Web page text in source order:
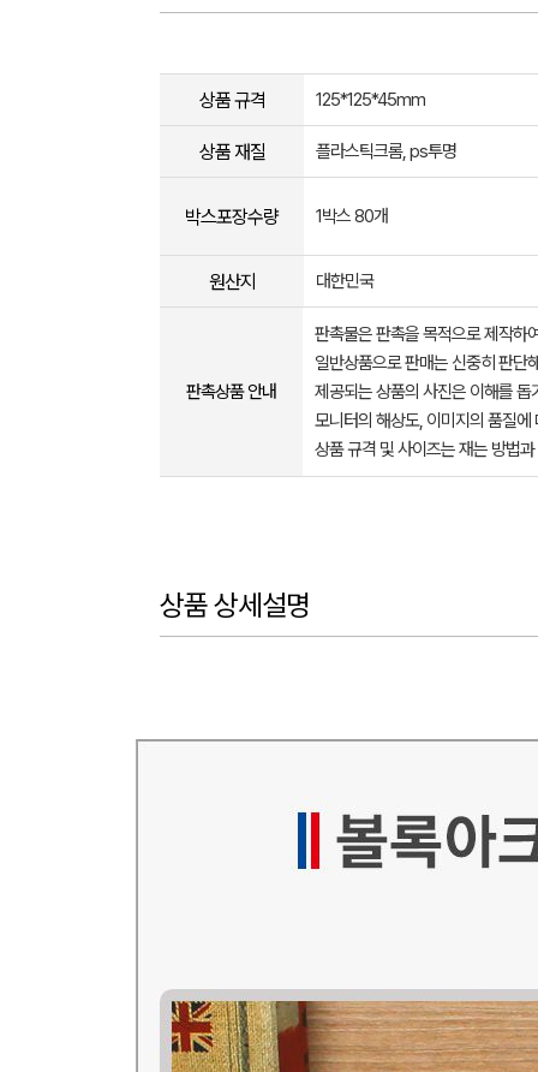
상품 규격 125*125*45mm
상품 재질 플라스틱크롬, ps투명
박스포장수량 1박스 80개
원산지 대한민국
판촉상품 안내
판촉물은 판촉을 목적으로 제작하
일반상품으로 판매는 신중히 판단
제공되는 상품의 사진은 이해를
모니터의 해상도, 이미지의 품질
상품 규격 및 사이즈는 재는 방법
상품 상세설명